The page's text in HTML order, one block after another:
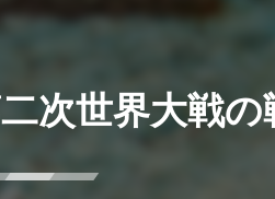
次世界大戦の